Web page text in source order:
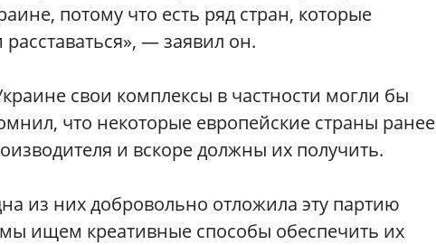
потому что есть ряд стран, которые
— заявил он.
свои комплексы в частности могли бы
что некоторые европейские страны ранее
и вскоре должны их получить.
из них добровольно отложила эту партию
ищем креативные способы обеспечить их